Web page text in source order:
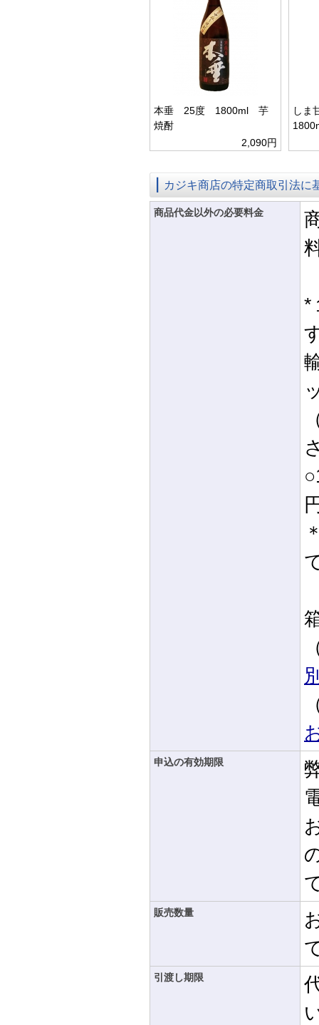
本垂 25度 1800ml 芋
焼酎
2,090円
し
カジキ商店の特定商取引法に
商品代金以外の必要料金
*
申込の有効期限
販売数量
引渡し期限